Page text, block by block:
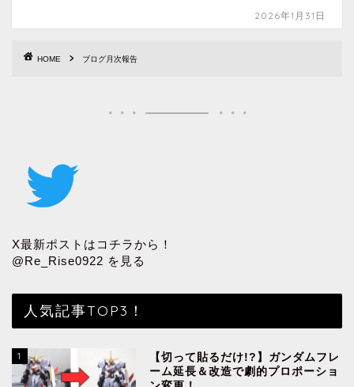
2026年1月31日
HOME ブログ月次報告
X最新ポストはコチラから！
@Re_Rise0922 を見る
人気記事TOP3！
1
【切って貼るだけ!?】ガンダムフレ
ーム延長＆改造で劇的プロポーショ